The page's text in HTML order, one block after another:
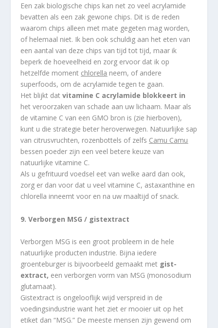
Een zak biologische chips kan net zo veel acrylamide
bevatten als een zak gewone chips. Dit is de reden
waarom chips alleen met mate gegeten mag worden,
of helemaal niet. Ik ben ook schuldig aan het eten van
een aantal van deze chips van tijd tot tijd, maar ik
beperk de hoeveelheid en zorg ervoor dat ik op
hetzelfde moment chlorella neem, of andere
superfoods, om de acrylamide tegen te gaan.
Het blijkt datvitamine C acrylamide blokkeert in
het veroorzaken van schade aan uw lichaam. Maar als
de vitamine C van een GMO bron is (zie hierboven),
kunt u die strategie beter heroverwegen. Natuurlijke sap
van citrusvruchten, rozenbottels of zelfs Camu Camu
bessen poeder zijn een veel betere keuze van
natuurlijke vitamine C.
Als u gefrituurd voedsel eet van welke aard dan ook,
zorg er dan voor dat u veel vitamine C, astaxanthine en
chlorella inneemt voor en na uw maaltijd of snack.
9. Verborgen MSG / gistextract
Verborgen MSG is een groot probleem in de hele
natuurlijke producten industrie. Bijna iedere
groenteburger is bijvoorbeeld gemaakt met gist-
extract, een verborgen vorm van MSG (monosodium
glutamaat).
Gistextract is ongelooflijk wijd verspreid in de
voedingsindustrie want het ziet er mooier uit op het
etiket dan “MSG.” De meeste mensen zijn gewend om